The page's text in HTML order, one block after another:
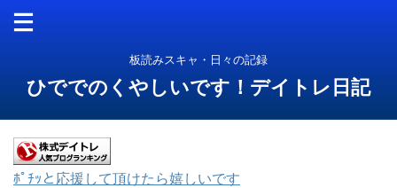
板読みスキャ・日々の記録
ひででのくやしいです！デイトレ日記
ﾎﾟﾁｯと応援して頂けたら嬉しいです